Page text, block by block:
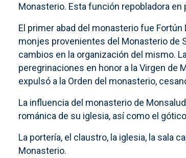
Monasterio. Esta función repobladora en
El primer abad del monasterio fue
monjes provenientes del Monasterio de
cambios en la organización del mismo.
peregrinaciones en honor a la Virgen de
expulsó a la Orden del monasterio,
La influencia del monasterio de
románica de su iglesia, así como el
La portería, el claustro, la iglesia, la sala
Monasterio.